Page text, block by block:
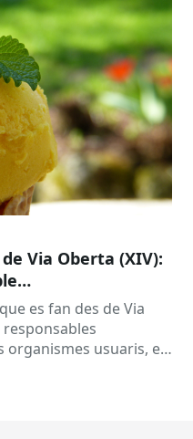
Via Oberta (XIV):
al diaes fan des de Via
organismes usuaris, es